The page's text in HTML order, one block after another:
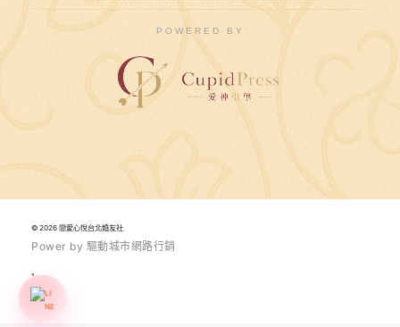
POWERED BY
© 2026 戀愛心悅台北婚友社
Power by 驅動城市網路行銷
1